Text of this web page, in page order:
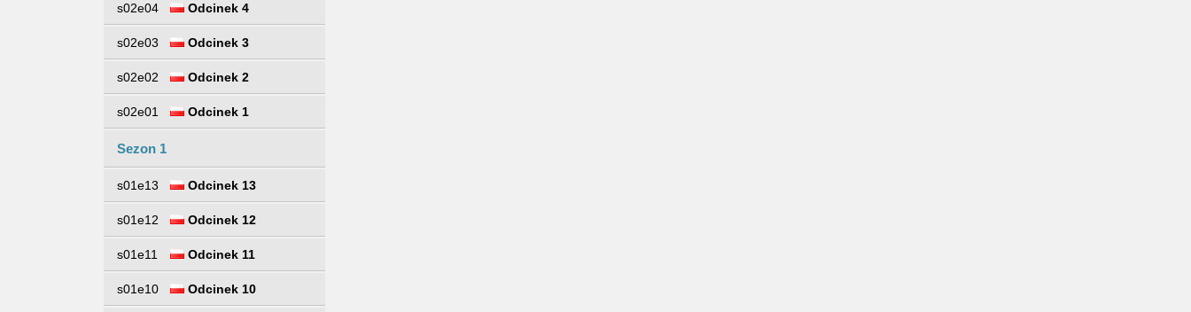
s02e04 Odcinek 4
s02e03 Odcinek 3
s02e02 Odcinek 2
s02e01 Odcinek 1
Sezon 1
s01e13 Odcinek 13
s01e12 Odcinek 12
s01e11 Odcinek 11
s01e10 Odcinek 10